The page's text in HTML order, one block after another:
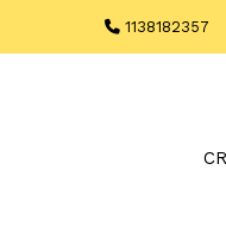
1138182357